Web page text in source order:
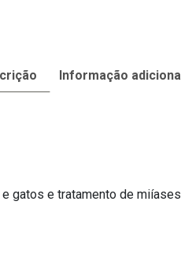
Informação
gatos e tratamento de